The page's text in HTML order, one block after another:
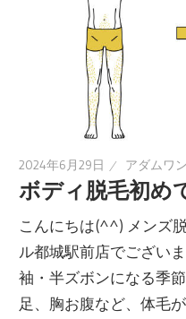
2024年6月29日 アダムワン
ボディ脱毛初め
こんにちは(^^) メンズ
ル都城駅前店でござい
袖・半ズボンになる季
足、胸お腹など、体毛